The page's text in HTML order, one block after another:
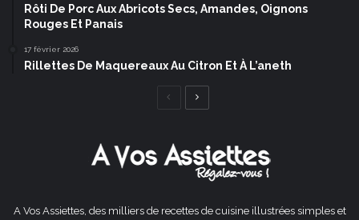
Rôti De Porc Aux Abricots Secs, Amandes, Oignons
Rouges Et Panais
17 février 2026
Rillettes De Maquereaux Au Citron Et À L’aneth
Page
A Vos Assiettes, des milliers de recettes de cuisine illustrées simples et